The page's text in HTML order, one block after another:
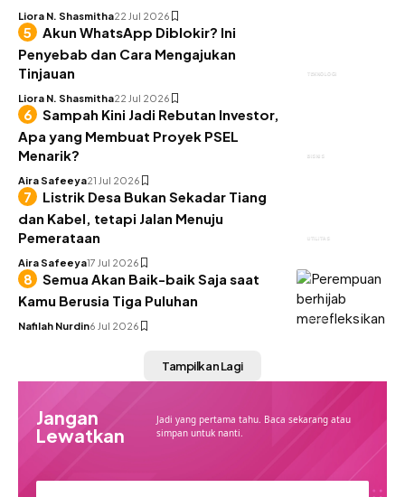
Liora N. Shasmitha22 Jul 2026
TEKNOLOGI
Akun WhatsApp Diblokir? Ini
Penyebab dan Cara Mengajukan
Tinjauan
Liora N. Shasmitha22 Jul 2026
BISNIS
Sampah Kini Jadi Rebutan Investor,
Apa yang Membuat Proyek PSEL
Menarik?
Aira Safeeya21 Jul 2026
UTILITAS
Listrik Desa Bukan Sekadar Tiang
dan Kabel, tetapi Jalan Menuju
Pemerataan
Aira Safeeya17 Jul 2026
INSIGHT
Semua Akan Baik-baik Saja saat
Kamu Berusia Tiga Puluhan
Nafilah Nurdin6 Jul 2026
Tampilkan Lagi
Jangan
Lewatkan
Jadi yang pertama tahu. Baca sekarang atau
simpan untuk nanti.